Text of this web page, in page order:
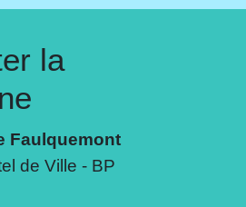
la
Faulquemont
de Ville - BP